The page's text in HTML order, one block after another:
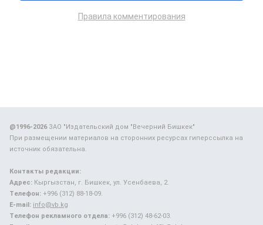
Правила комментирования
@1996-2026ЗАО "Издательский дом "Вечерний Бишкек"
При размещении материалов на сторонних ресурсах гиперссылка на
источник обязательна.
Контакты редакции:
Адрес: Кыргызстан, г. Бишкек, ул. Усенбаева, 2.
Телефон: +996 (312) 88-18-09.
E-mail: info@vb.kg
Телефон рекламного отдела: +996 (312) 48-62-03.